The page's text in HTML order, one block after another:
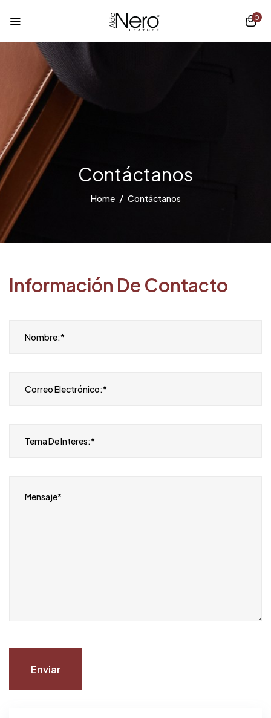
0
Contáctanos
Home Contáctanos
Información De Contacto